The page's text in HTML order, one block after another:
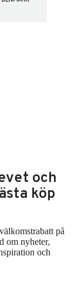
och
köp
på
om nyheter,
och